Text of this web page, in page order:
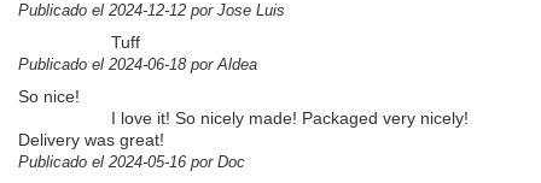
Publicado el 2024-12-12 por Jose Luis
Tuff
Publicado el 2024-06-18 por Aldea
So nice!
I love it! So nicely made! Packaged very nicely!
Delivery was great!
Publicado el 2024-05-16 por Doc